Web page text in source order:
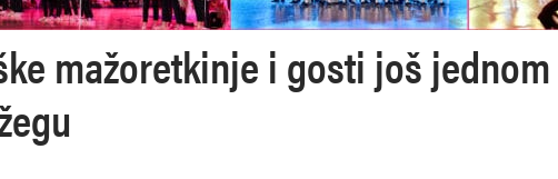
mažoretkinje i gosti još jednom